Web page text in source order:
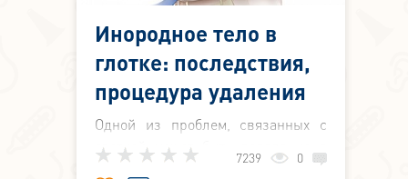
Инородное тело в
глотке: последствия,
процедура удаления
Одной из проблем, связанных с
глоткой может быть попадание в
неё инородных тел: рыбьих костей,
7239 0